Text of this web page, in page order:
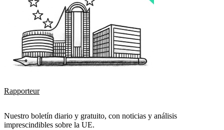
Rapporteur
Nuestro boletín diario y gratuito, con noticias y análisis
imprescindibles sobre la UE.